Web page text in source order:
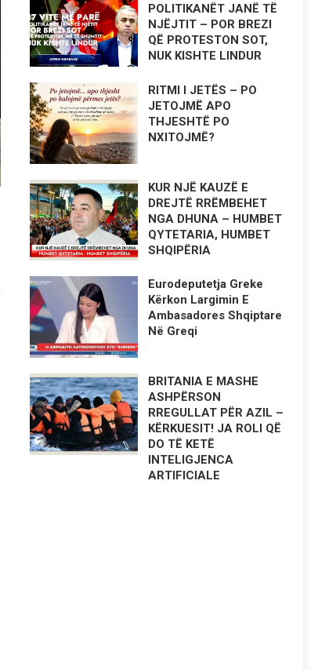
POLITIKANËT JANË TË
NJËJTIT – POR BREZI
QË PROTESTON SOT,
NUK KISHTE LINDUR
RITMI I JETËS – PO
JETOJMË APO
THJESHTË PO
NXITOJMË?
KUR NJË KAUZË E
DREJTË RRËMBEHET
NGA DHUNA – HUMBET
QYTETARIA, HUMBET
SHQIPËRIA
Eurodeputetja Greke
Kërkon Largimin E
Ambasadores Shqiptare
Në Greqi
BRITANIA E MASHE
ASHPËRSON
RREGULLAT PËR AZIL –
KËRKUESIT! JA ROLI QË
DO TË KETË
INTELIGJENCA
ARTIFICIALE